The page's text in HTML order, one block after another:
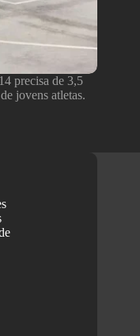
precisa de 3,5
jovens atletas.